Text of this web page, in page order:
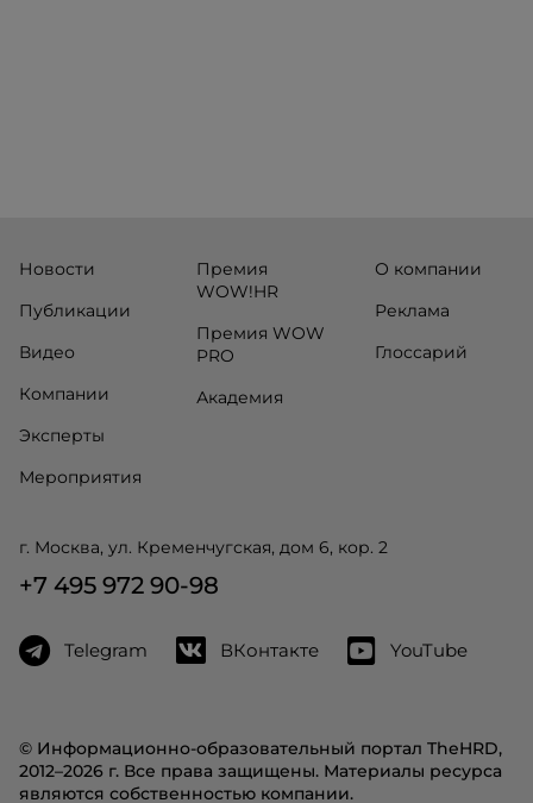
© Информационно-образовательный портал TheHRD,
2012–2026 г. Все права защищены. Материалы ресурса
являются собственностью компании.
Новости
Публикации
Видео
Компании
Эксперты
Мероприятия
Премия
WOW!HR
Премия WOW
PRO
Академия
О компании
Реклама
Глоссарий
г. Москва, ул. Кременчугская, дом 6, кор. 2
+7 495 972 90-98
Telegram ВКонтакте YouTube